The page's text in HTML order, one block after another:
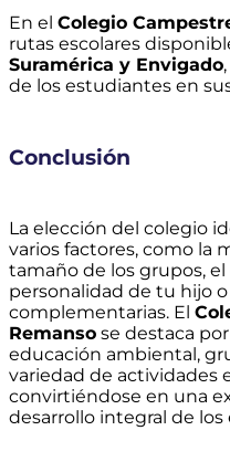
En el Colegio
rutas escolares
Suramérica y Envigado
de los estudiantes en
Conclusión
La elección del colegio
varios factores, como la
tamaño de los grupos,
personalidad de tu hijo
complementarias. El
Remanso se destaca
educación ambiental,
variedad de actividades
convirtiéndose en una
desarrollo integral de